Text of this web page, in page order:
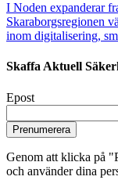
I Noden expanderar
Skaraborgsregionen
inom digitalisering,
Skaffa Aktuell
Epost
Prenumerera
Genom att klicka på
och använder dina